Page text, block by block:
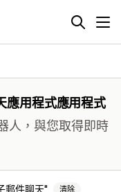
應用程式應用程式
人，與您取得即時
郵件聊天 清除